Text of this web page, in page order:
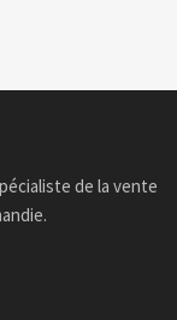
de la vente